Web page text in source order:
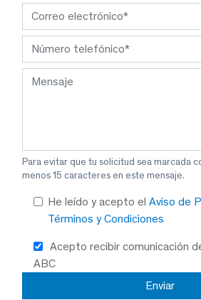
Para evitar que tu solicitud sea marcada
menos 15 caracteres en este mensaje.
He leído y acepto el Aviso de
Términos y Condiciones
Acepto recibir comunicación
ABC